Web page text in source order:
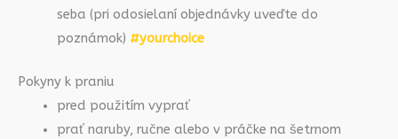
seba (pri odosielaní objednávky uveďte do
poznámok) #yourchoice
Pokyny k praniu
pred použitím vyprať
prať naruby, ručne alebo v práčke na šetrnom